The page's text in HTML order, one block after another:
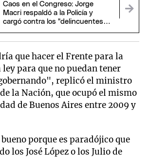
Caos en el Congreso: Jorge
Macri respaldó a la Policía y
cargó contra los "delincuentes
que hacer el Frente para la
para que no puedan tener
replicó el ministro
la Nación, que ocupó el mismo
de Buenos Aires entre 2009 y
porque es paradójico que
los José López o los Julio de